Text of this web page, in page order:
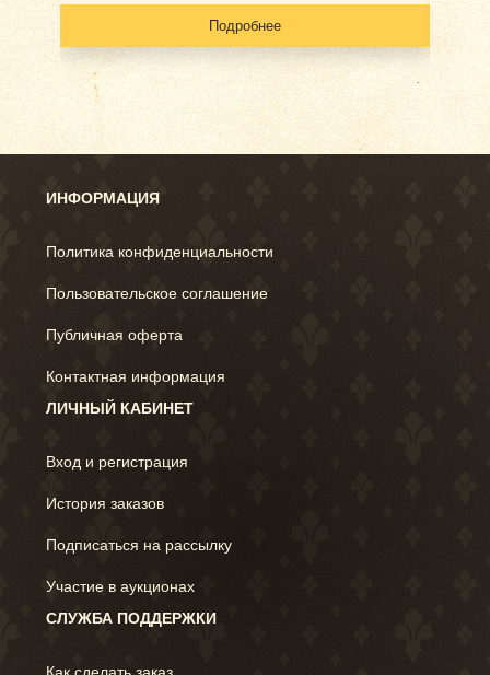
Подробнее
ИНФОРМАЦИЯ
Политика конфиденциальности
Пользовательское соглашение
Публичная оферта
Контактная информация
ЛИЧНЫЙ КАБИНЕТ
Вход и регистрация
История заказов
Подписаться на рассылку
Участие в аукционах
СЛУЖБА ПОДДЕРЖКИ